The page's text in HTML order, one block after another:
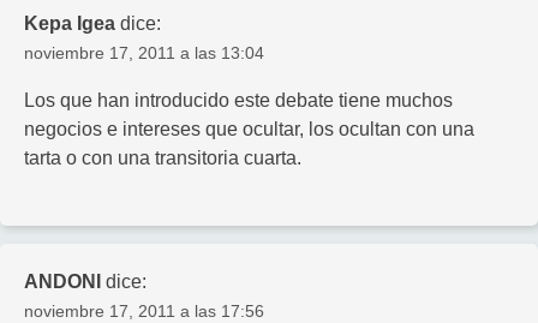
Kepa Igea dice:
noviembre 17, 2011 a las 13:04
Los que han introducido este debate tiene muchos
negocios e intereses que ocultar, los ocultan con una
tarta o con una transitoria cuarta.
ANDONI dice:
noviembre 17, 2011 a las 17:56